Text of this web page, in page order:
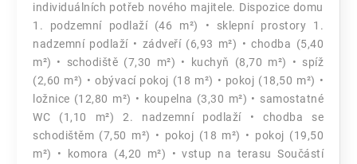
individuálních potřeb nového majitele. Dispozice domu
1. podzemní podlaží (46 m²) • sklepní prostory 1.
nadzemní podlaží • zádveří (6,93 m²) • chodba (5,40
m²) • schodiště (7,30 m²) • kuchyň (8,70 m²) • spíž
(2,60 m²) • obývací pokoj (18 m²) • pokoj (18,50 m²) •
ložnice (12,80 m²) • koupelna (3,30 m²) • samostatné
WC (1,10 m²) 2. nadzemní podlaží • chodba se
schodištěm (7,50 m²) • pokoj (18 m²) • pokoj (19,50
m²) • komora (4,20 m²) • vstup na terasu Součástí